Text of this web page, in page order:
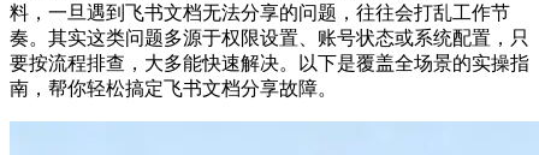
料，一旦遇到飞书文档无法分享的问题，往往会打乱工作节
奏。其实这类问题多源于权限设置、账号状态或系统配置，只
要按流程排查，大多能快速解决。以下是覆盖全场景的实操指
南，帮你轻松搞定飞书文档分享故障。